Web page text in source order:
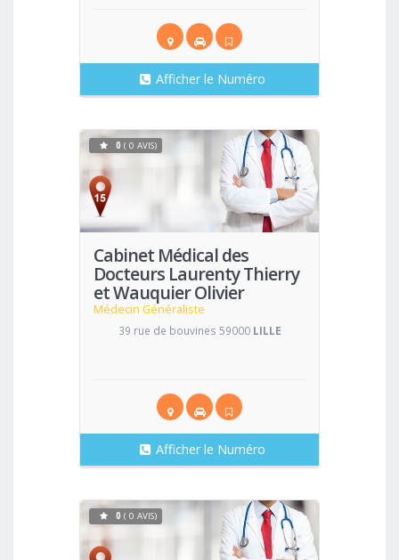
Afficher le Numéro
Cabinet Médical des
Docteurs Laurenty Thierry
et Wauquier Olivier
Médecin Généraliste
Voir
0 ( 0 AVIS)
39 rue de bouvines 59000 LILLE
Afficher le Numéro
Voir
0 ( 0 AVIS)